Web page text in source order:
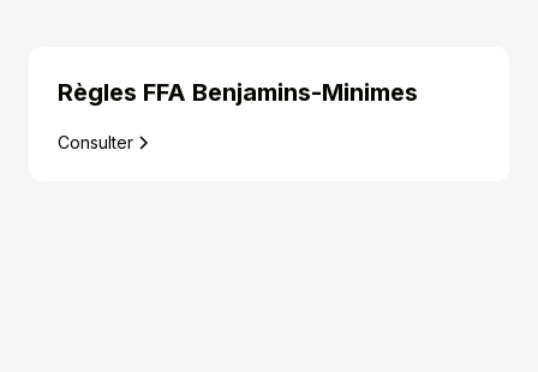
Règles FFA Benjamins-Minimes
Consulter